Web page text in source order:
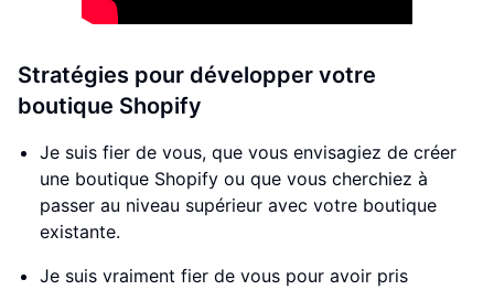
Stratégies pour développer votre
boutique Shopify
Je suis fier de vous, que vous envisagiez de créer
une boutique Shopify ou que vous cherchiez à
passer au niveau supérieur avec votre boutique
existante.
Je suis vraiment fier de vous pour avoir pris